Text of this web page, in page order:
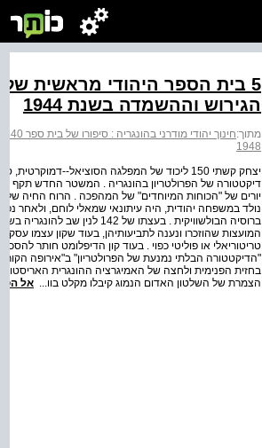
הגירוש וההשמדה בשנת 1944
מתוך:חינוך יהודי מודרני בהונגריה : סיפורו של בית ספר 1840‐1948
1948
דיקטטורה של הפרולטריון בהונגריה . המשטר החדש תקף
נולד במשפחה יהודית, היה עיתונאי שמאלי לוחם, ולאחר
המועצות שהוזכרו ונענה לתביעותיהן, בעוד שקון עצמו
טריטוריאלי או פוליטי כפוי . בעוד קון הדיפלומט חותר
"הדיקטטורה הבלתי נמנעת של הפרולטריון" ב"אירופה
בחזית הפנימית ולחצה של האמיגרציה ההונגרית
הצמרת של השלטון האדום הנמוג קיבלו מקלט בוו... אל